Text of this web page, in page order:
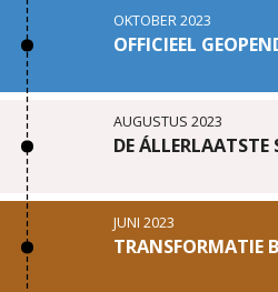
OKTOBER 2023
OFFICIEEL
AUGUSTUS 2023
DE ÁLLERLAATSTE
JUNI 2023
TRANSFORMATIE